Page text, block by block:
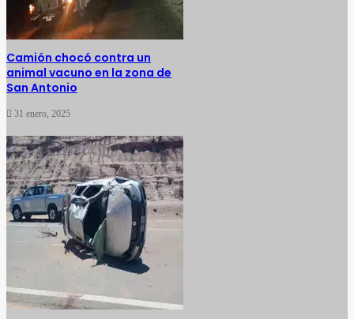
Camión chocó contra un
animal vacuno en la zona de
San Antonio
31 enero, 2025